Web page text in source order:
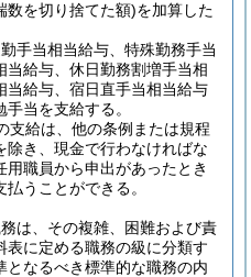
数を切り捨てた額)を加算した
手当相当給与、特殊勤務手当
給与、休日勤務割増手当相
当給与、宿日直手当相当給与
当を支給する。
支給は、他の条例または規程
き、現金で行わなければな
用職員から申出があったとき
うことができる。
は、その複雑、困難および責
に定める職務の級に分類す
となるべき標準的な職務の内